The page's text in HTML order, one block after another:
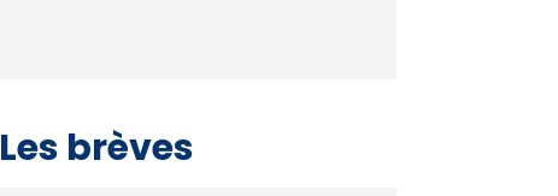
Les brèves